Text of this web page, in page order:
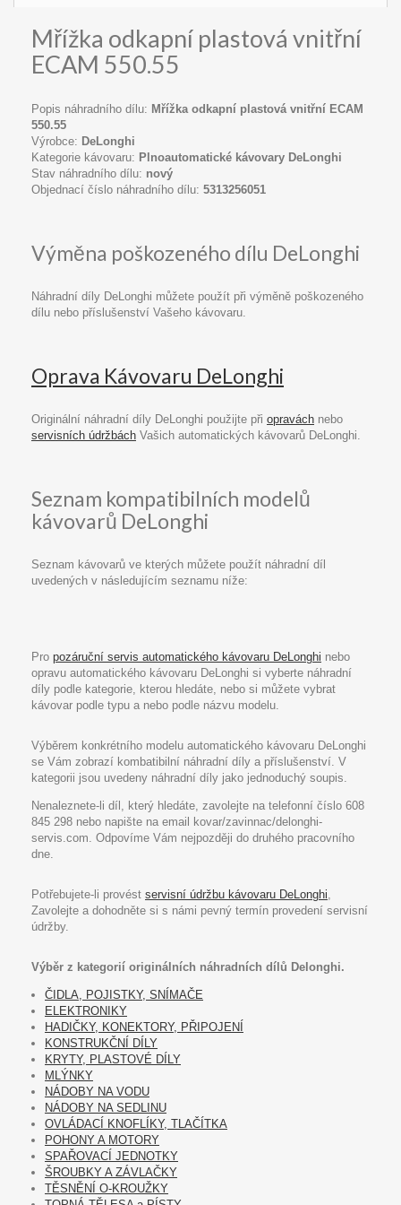
Mřížka odkapní plastová vnitřní
ECAM 550.55
Popis náhradního dílu: Mřížka odkapní plastová vnitřní ECAM
550.55
Výrobce: DeLonghi
Kategorie kávovaru: Plnoautomatické kávovary DeLonghi
Stav náhradního dílu: nový
Objednací číslo náhradního dílu: 5313256051
Výměna poškozeného dílu DeLonghi
Náhradní díly DeLonghi můžete použít při výměně poškozeného
dílu nebo příslušenství Vašeho kávovaru.
Oprava Kávovaru DeLonghi
Originální náhradní díly DeLonghi použijte při opravách nebo
servisních údržbách Vašich automatických kávovarů DeLonghi.
Seznam kompatibilních modelů
kávovarů DeLonghi
Seznam kávovarů ve kterých můžete použít náhradní díl
uvedených v následujícím seznamu níže:
Pro pozáruční servis automatického kávovaru DeLonghi nebo
opravu automatického kávovaru DeLonghi si vyberte náhradní
díly podle kategorie, kterou hledáte, nebo si můžete vybrat
kávovar podle typu a nebo podle názvu modelu.
Výběrem konkrétního modelu automatického kávovaru DeLonghi
se Vám zobrazí kombatibilní náhradní díly a příslušenství. V
kategorii jsou uvedeny náhradní díly jako jednoduchý soupis.
Nenaleznete-li díl, který hledáte, zavolejte na telefonní číslo 608
845 298 nebo napište na email kovar/zavinnac/delonghi-
servis.com. Odpovíme Vám nejpozději do druhého pracovního
dne.
Potřebujete-li provést servisní údržbu kávovaru DeLonghi,
Zavolejte a dohodněte si s námi pevný termín provedení servisní
údržby.
Výběr z kategorií originálních náhradních dílů Delonghi.
ČIDLA, POJISTKY, SNÍMAČE
ELEKTRONIKY
HADIČKY, KONEKTORY, PŘIPOJENÍ
KONSTRUKČNÍ DÍLY
KRYTY, PLASTOVÉ DÍLY
MLÝNKY
NÁDOBY NA VODU
NÁDOBY NA SEDLINU
OVLÁDACÍ KNOFLÍKY, TLAČÍTKA
POHONY A MOTORY
SPAŘOVACÍ JEDNOTKY
ŠROUBKY A ZÁVLAČKY
TĚSNĚNÍ O-KROUŽKY